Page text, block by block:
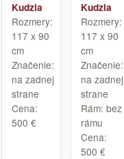
Kudzia
Rozmery:
117 x 90
cm
Značenie:
na zadnej
strane
Cena:
500 €
Kudzia
Rozmery:
117 x 90
cm
Značenie:
na zadnej
strane
Rám: bez
rámu
Cena:
500 €